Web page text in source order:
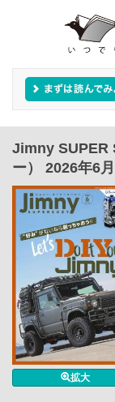
Jimny SUPER
ー） 2026年6
拡大